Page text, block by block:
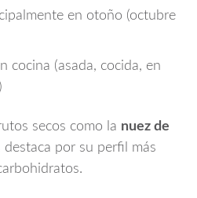
en otoño (octubre
cocina (asada, cocida, en
secos como la nuez de
destaca por su perfil más